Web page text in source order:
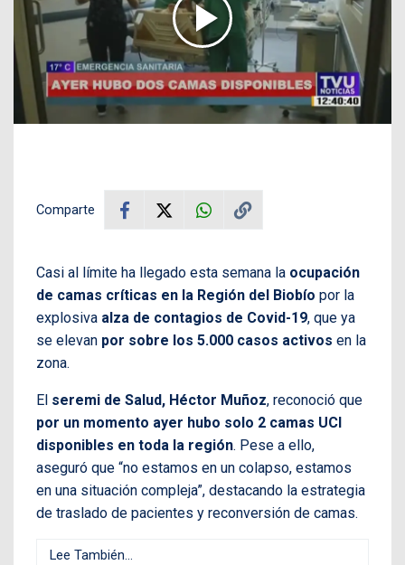
Comparte
Casi al límite ha llegado esta semana la ocupación
de camas críticas en la Región del Biobío por la
explosiva alza de contagios de Covid-19, que ya
se elevan por sobre los 5.000 casos activos en la
zona.
El seremi de Salud, Héctor Muñoz, reconoció que
por un momento ayer hubo solo 2 camas UCI
disponibles en toda la región. Pese a ello,
aseguró que “no estamos en un colapso, estamos
en una situación compleja”, destacando la estrategia
de traslado de pacientes y reconversión de camas.
Lee También...